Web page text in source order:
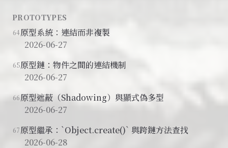
PROTOTYPES
64原型系統：連結而非複製
2026-06-27
65原型鏈：物件之間的連結機制
2026-06-27
66原型遮蔽（Shadowing）與顯式偽多型
2026-06-27
67原型繼承：`Object.create()` 與跨鏈方法查找
2026-06-28